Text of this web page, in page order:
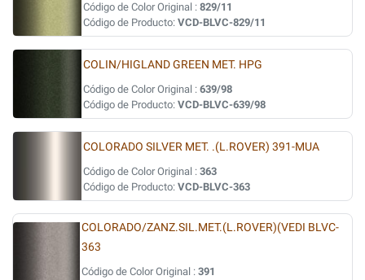
Código de Color Original : 829/11
Código de Producto: VCD-BLVC-829/11
COLIN/HIGLAND GREEN MET. HPG
Código de Color Original : 639/98
Código de Producto: VCD-BLVC-639/98
COLORADO SILVER MET. .(L.ROVER) 391-MUA
Código de Color Original : 363
Código de Producto: VCD-BLVC-363
COLORADO/ZANZ.SIL.MET.(L.ROVER)(VEDI BLVC-
363
Código de Color Original : 391